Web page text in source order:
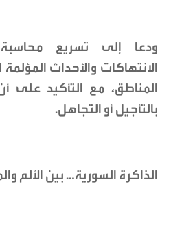
ودعا إلى تسريع
الانتهاكات والأحداث
المناطق، مع التأكيد على
بالتأجيل أو التجاهل.
الذاكرة السورية… بين الألم